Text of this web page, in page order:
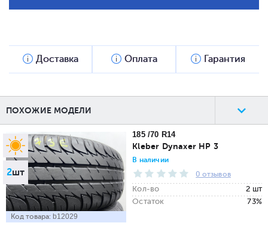
Доставка Оплата Гарантия
ПОХОЖИЕ МОДЕЛИ
2шт
Код товара: b12029
185 /70 R14
Kleber Dynaxer HP 3
В наличии
0 отзывов
Кол-во
2 шт
Остаток
73%